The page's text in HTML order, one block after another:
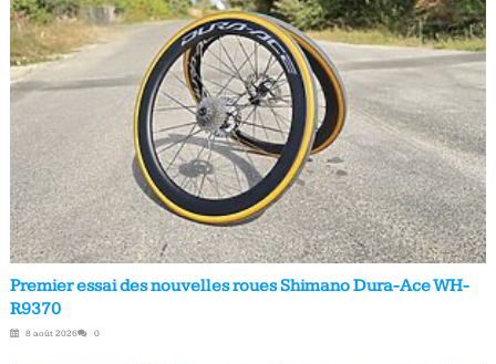
Premier essai des nouvelles roues Shimano Dura-Ace WH-
R9370
8 août 2026 0